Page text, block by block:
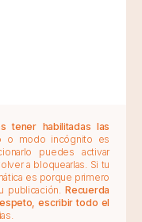
tener habilitadas las
o modo incógnito es
puedes activar
a bloquearlas. Si tu
es porque primero
publicación.Recuerda
escribir todo el